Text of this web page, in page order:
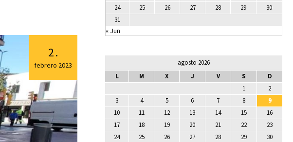
2.
febrero 2023
24
25 26 27 28 29
30
31
« Jun
agosto 2026
L
M X J V S
D
1
2
3
4 5 6 7 8
9
10
11 12 13 14 15
16
17
18 19 20 21 22
23
24
25 26 27 28 29
30